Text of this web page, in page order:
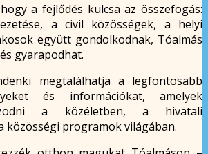
a fejlődés kulcsa az összefogás:
a civil közösségek, a helyi
együtt gondolkodnak, Tóalmás
gyarapodhat.
megtalálhatja a legfontosabb
és információkat, amelyek
a közéletben, a hivatali
közösségi programok világában.